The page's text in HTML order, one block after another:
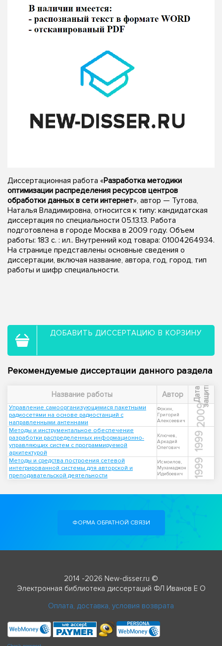
Диссертационная работа «Разработка методики
оптимизации распределения ресурсов центров
обработки данных в сети интернет», автор — Тутова,
Наталья Владимировна, относится к типу: кандидатская
диссертация по специальности 05.13.13. Работа
подготовлена в городе Москва в 2009 году. Объем
работы: 183 с. : ил.. Внутренний код товара: 01004264934.
На странице представлены основные сведения о
диссертации, включая название, автора, год, город, тип
работы и шифр специальности.
ДОБАВИТЬ ДИССЕРТАЦИЮ В КОРЗИНУ
Рекомендуемые диссертации данного раздела
Название работы Автор Д
а
т
а
з
а
щ
и
т ы
Управление самоорганизующимися пакетными
радиосетями на основе радиостанций с
направленными антеннами
Фокин,
Григорий
Алексеевич
2009
Методы и инструментальное обеспечение
разработки распределенных информационно-
управляющих систем с программируемой
архитектурой
Ключев,
Аркадий
Олегович
1999
Методы и средства построения сетевой
интегрированной системы для авторской и
преподавательской деятельности
Исмоилов,
Мухамаджон
Идибоевич
1999
ФОРМА ОБРАТНОЙ СВЯЗИ
2014 -2026 New-disser.ru ©
Электронная библиотека диссертаций ФЛ Иванов Е О
Оплата, доставка, условия возврата